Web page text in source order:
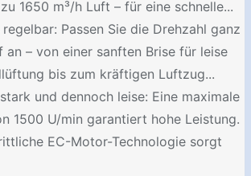
1650 m³/h Luft – für eine schnelle...
Passen Sie die Drehzahl ganz
an – von einer sanften Brise für leise
bis zum kräftigen Luftzug...
und dennoch leise: Eine maximale
1500 U/min garantiert hohe Leistung.
EC-Motor-Technologie sorgt